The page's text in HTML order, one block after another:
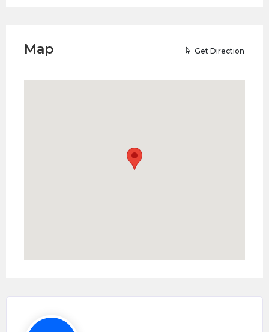
Map Get Direction